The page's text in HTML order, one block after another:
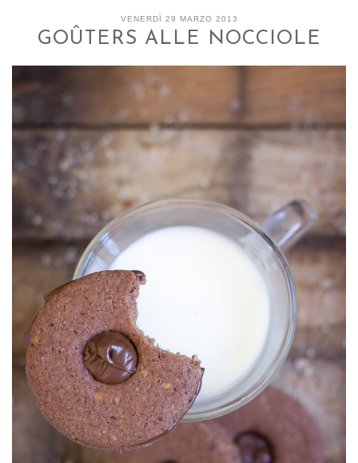
VENERDÌ 29 MARZO 2013
GOÛTERS ALLE NOCCIOLE